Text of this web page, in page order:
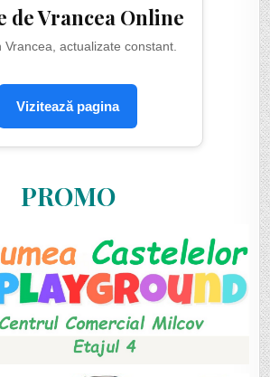
de Vrancea Online
Vrancea, actualizate constant.
Vizitează pagina
PROMO